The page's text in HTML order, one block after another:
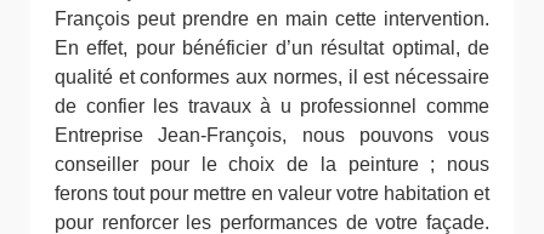
François peut prendre en main cette intervention.
En effet, pour bénéficier d’un résultat optimal, de
qualité et conformes aux normes, il est nécessaire
de confier les travaux à u professionnel comme
Entreprise Jean-François, nous pouvons vous
conseiller pour le choix de la peinture ; nous
ferons tout pour mettre en valeur votre habitation et
pour renforcer les performances de votre façade.